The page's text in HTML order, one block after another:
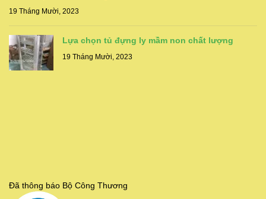
19 Tháng Mười, 2023
Lựa chọn tủ đựng ly mầm non chất lượng
19 Tháng Mười, 2023
Đã thông báo Bộ Công Thương